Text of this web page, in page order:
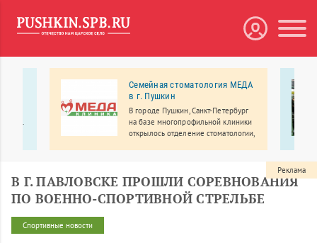
Семейная стоматология МЕДА
в г. Пушкин
В городе Пушкин, Санкт-Петербург
на базе многопрофильной клиники
открылось отделение стоматологии,
оборудование.
В Г. ПАВЛОВСКЕ ПРОШЛИ СОРЕВНОВАНИЯ
ПО ВОЕННО-СПОРТИВНОЙ СТРЕЛЬБЕ
Спортивные новости
Реклама